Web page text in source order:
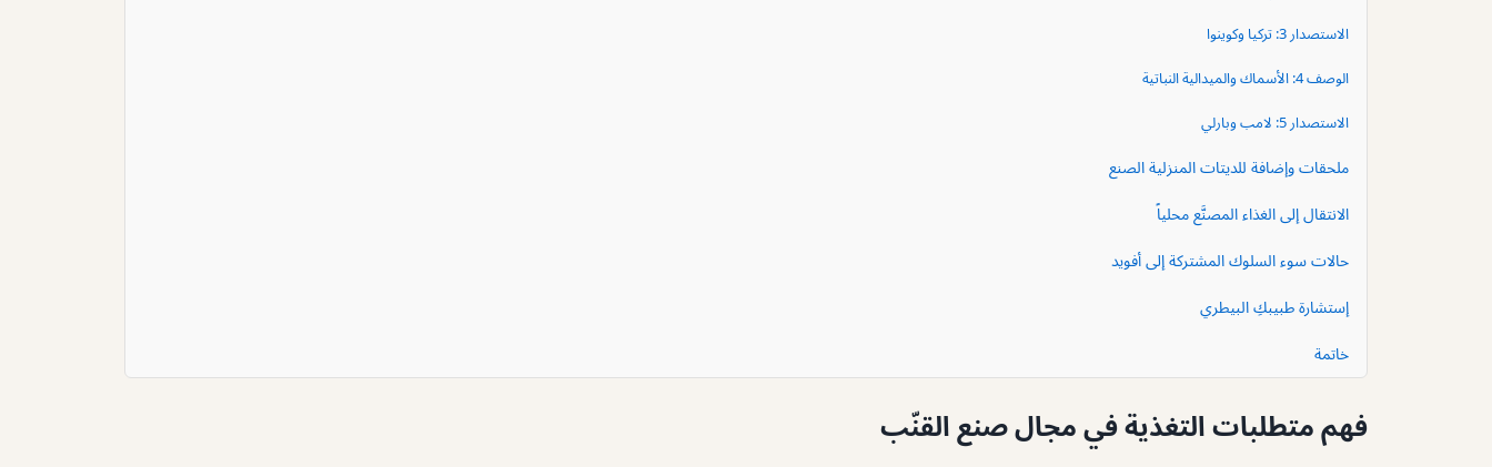
الاستصدار 3: تركيا وكوينوا
الوصف 4: الأسماك والميدالية النباتية
الاستصدار 5: لامب وبارلي
ملحقات وإضافة للديتات المنزلية الصنع
الانتقال إلى الغذاء المصنَّع محلياً
حالات سوء السلوك المشتركة إلى أفويد
إستشارة طبيبكِ البيطري
خاتمة
فهم متطلبات التغذية في مجال صنع القنّب